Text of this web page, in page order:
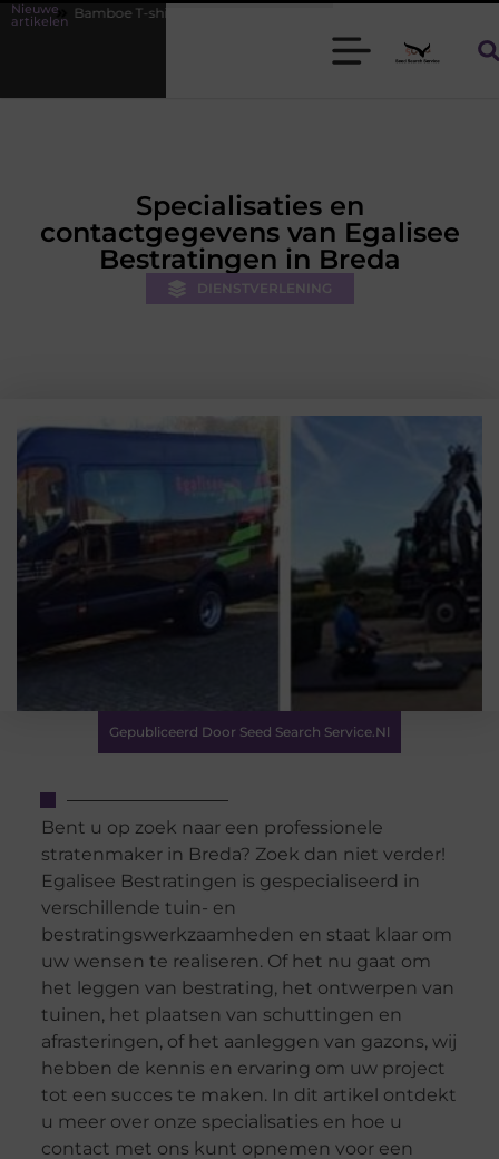
Nieuwe
artikelenvoor heren die koel blijven
Specialisaties en
contactgegevens van Egalisee
Bestratingen in Breda
DIENSTVERLENING
Gepubliceerd Door Seed Search Service.nl
Bent u op zoek naar een professionele
stratenmaker in Breda? Zoek dan niet verder!
Egalisee Bestratingen is gespecialiseerd in
verschillende tuin- en
bestratingswerkzaamheden en staat klaar om
uw wensen te realiseren. Of het nu gaat om
het leggen van bestrating, het ontwerpen van
tuinen, het plaatsen van schuttingen en
afrasteringen, of het aanleggen van gazons, wij
hebben de kennis en ervaring om uw project
tot een succes te maken. In dit artikel ontdekt
u meer over onze specialisaties en hoe u
contact met ons kunt opnemen voor een